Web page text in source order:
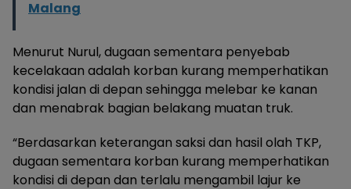
Malang
Menurut Nurul, dugaan sementara penyebab
kecelakaan adalah korban kurang memperhatikan
kondisi jalan di depan sehingga melebar ke kanan
dan menabrak bagian belakang muatan truk.
“Berdasarkan keterangan saksi dan hasil olah TKP,
dugaan sementara korban kurang memperhatikan
kondisi di depan dan terlalu mengambil lajur ke